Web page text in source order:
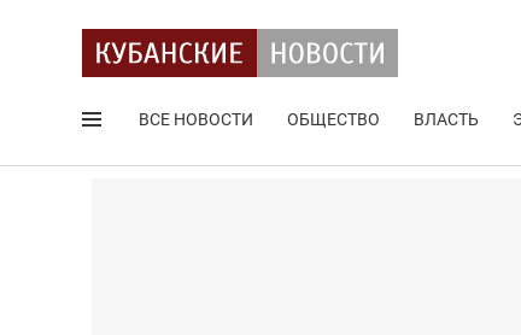
ВСЕ НОВОСТИ ОБЩЕСТВО ВЛАСТЬ